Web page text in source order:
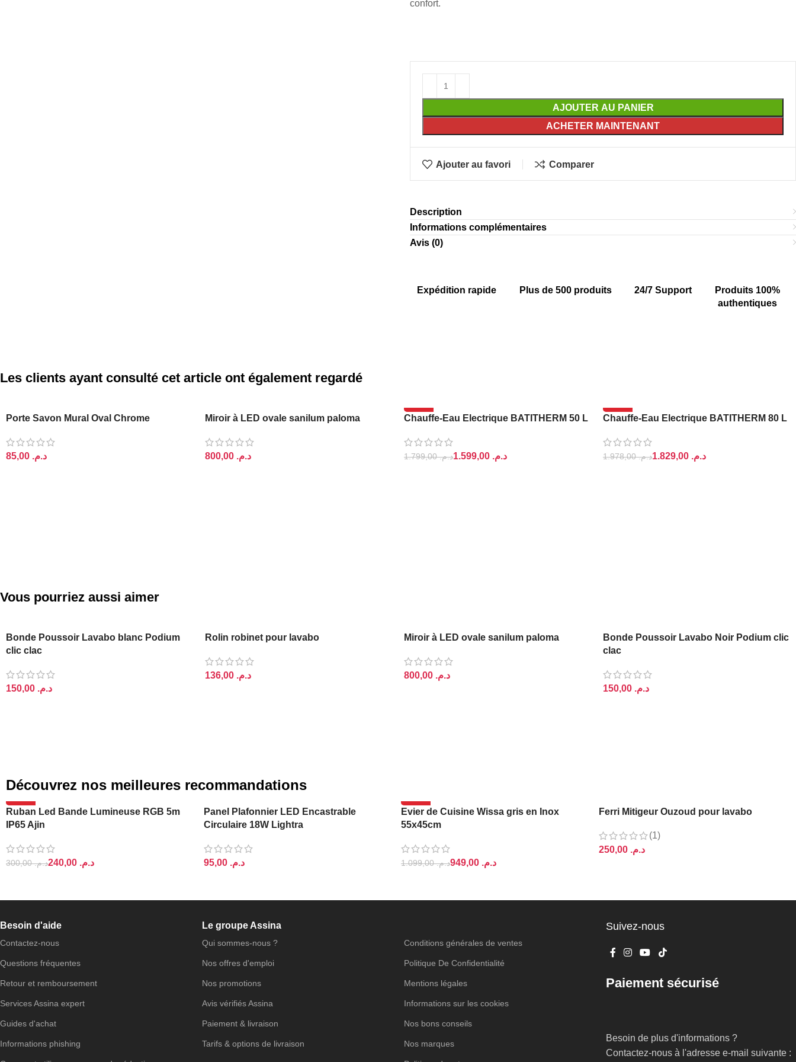
confort.
AJOUTER AU PANIER
ACHETER MAINTENANT
Ajouter au favori Comparer
Description
Informations complémentaires
Avis (0)
Expédition rapide Plus de 500 produits 24/7 Support
Produits 100%
authentiques
Les clients ayant consulté cet article ont également regardé
Porte Savon Mural Oval Chrome
د.م.
Miroir à LED ovale sanilum paloma
د.م.
-11%
Chauffe-Eau Electrique BATITHERM 50 L
د.م.1.799,00 د.م.
-8%
Chauffe-Eau Electrique BATITHERM 80 L
د.م.1.978,00 د.م.
Vous pourriez aussi aimer
PODIUM
Bonde Poussoir Lavabo blanc Podium
clic clac
د.م.
Rolin robinet pour lavabo
د.م.
Miroir à LED ovale sanilum paloma
د.م.
PODIUM
Bonde Poussoir Lavabo Noir Podium clic
clac
د.م.
Découvrez nos meilleures recommandations
-20%
Ruban Led Bande Lumineuse RGB 5m
IP65 Ajin
د.م.300,00 د.م.
Panel Plafonnier LED Encastrable
Circulaire 18W Lightra
د.م.
-14%
Evier de Cuisine Wissa gris en Inox
55x45cm
د.م.1.099,00 د.م.
Ferri Mitigeur Ouzoud pour lavabo
(1)
د.م.
Besoin d'aide
Contactez-nous
Questions fréquentes
Retour et remboursement
Services Assina expert
Guides d'achat
Informations phishing
Le groupe Assina
Qui sommes-nous ?
Nos offres d'emploi
Nos promotions
Avis vérifiés Assina
Paiement & livraison
Tarifs & options de livraison
Conditions générales de ventes
Politique De Confidentialité
Mentions légales
Informations sur les cookies
Nos bons conseils
Nos marques
Suivez-nous
Paiement sécurisé
Besoin de plus d'informations ?
Contactez-nous à l'adresse e-mail suivante :